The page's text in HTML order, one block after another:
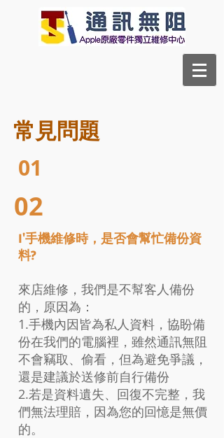
01
常見問題
02
I'手機維修時，是否會幫忙備份資
料?
來店維修，我們是不幫客人備份
的，原因為：
1.手機內因皆為私人資料，協盼備
份在我們的電腦裡，雖然通訊無阻
不會竊取、偷看，但為避免爭議，
還是建議於送修前自行備份
2.若是資料遺失、回復不完整，我
們無法理賠，因為您的回憶是無價
的。